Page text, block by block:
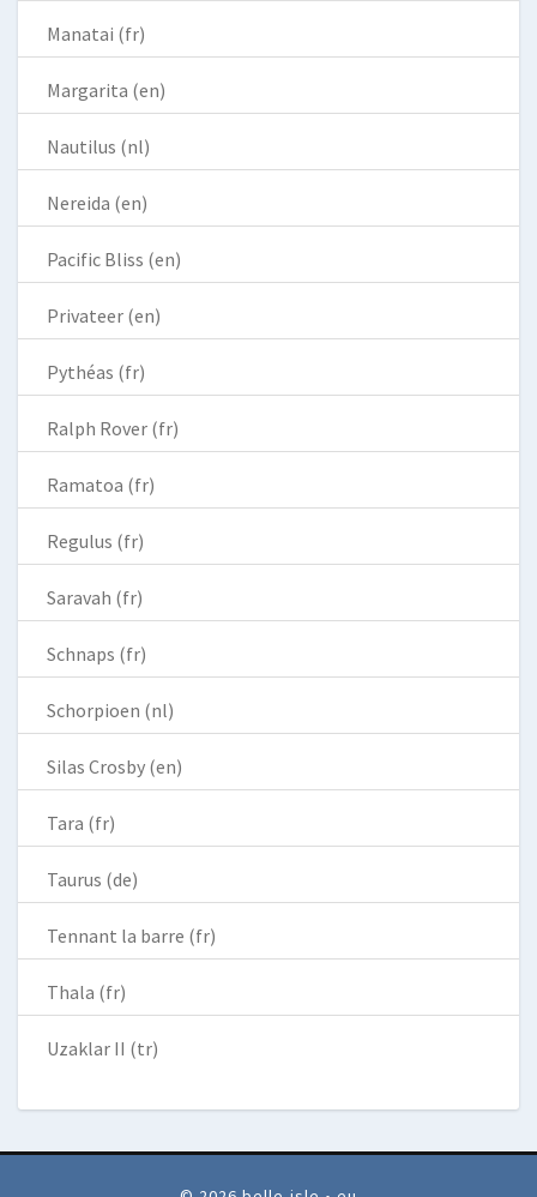
Manatai (fr)
Margarita (en)
Nautilus (nl)
Nereida (en)
Pacific Bliss (en)
Privateer (en)
Pythéas (fr)
Ralph Rover (fr)
Ramatoa (fr)
Regulus (fr)
Saravah (fr)
Schnaps (fr)
Schorpioen (nl)
Silas Crosby (en)
Tara (fr)
Taurus (de)
Tennant la barre (fr)
Thala (fr)
Uzaklar II (tr)